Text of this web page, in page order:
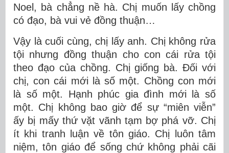
Noel, bà chẳng nề hà. Chị muốn lấy chồng
có đạo, bà vui vẻ đồng thuận…
Vậy là cuối cùng, chị lấy anh. Chị không rửa
tội nhưng đồng thuận cho con cái rửa tội
theo đạo của chồng. Chị giống bà. Đối với
chị, con cái mới là số một. Chồng con mới
là số một. Hạnh phúc gia đình mới là số
một. Chị không bao giờ để sự “miên viễn”
ấy bị mấy thứ vặt vãnh tạm bợ phá vỡ. Chị
ít khi tranh luận về tôn giáo. Chị luôn tâm
niệm, tôn giáo để sống chứ không phải cãi